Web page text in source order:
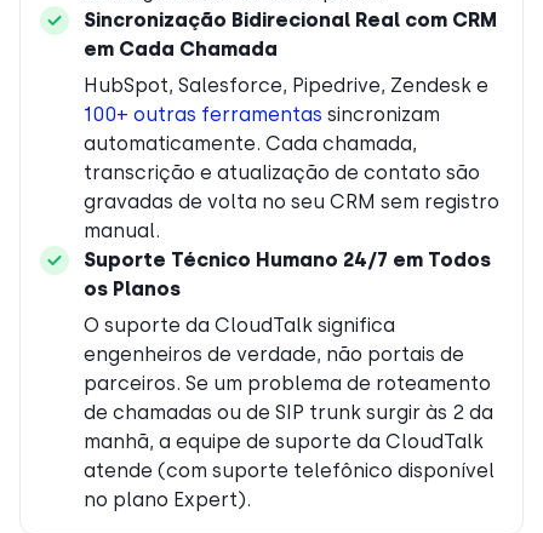
Sincronização Bidirecional Real com CRM
em Cada Chamada
HubSpot, Salesforce, Pipedrive, Zendesk e
100+ outras ferramentas sincronizam
automaticamente. Cada chamada,
transcrição e atualização de contato são
gravadas de volta no seu CRM sem registro
manual.
Suporte Técnico Humano 24/7 em Todos
os Planos
O suporte da CloudTalk significa
engenheiros de verdade, não portais de
parceiros. Se um problema de roteamento
de chamadas ou de SIP trunk surgir às 2 da
manhã, a equipe de suporte da CloudTalk
atende (com suporte telefônico disponível
no plano Expert).